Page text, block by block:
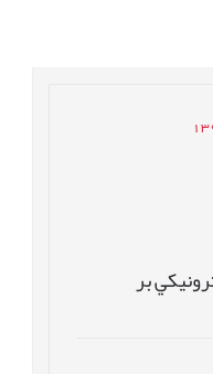
بر